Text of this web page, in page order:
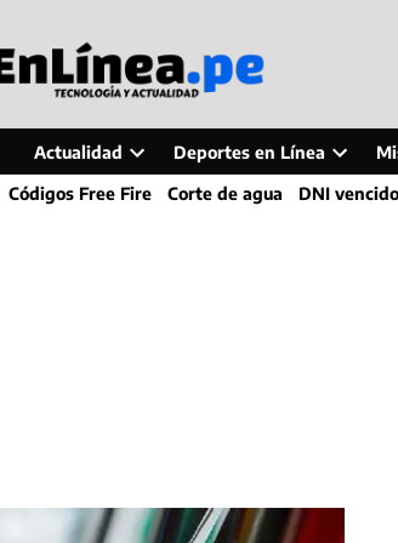
Actualidad
Open
dropdown
Deportes en Línea
Open
dropdown
Códigos Free Fire Corte de agua DNI vencido